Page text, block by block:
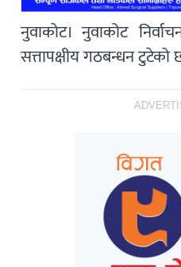
नुवाकोट। नुवाकोट
सत्तापक्षीय गठबन्धन टुटेको